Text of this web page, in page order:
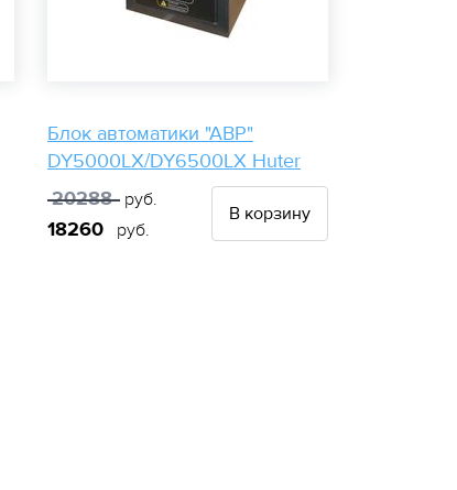
Блок автоматики "АВР"
DY5000LX/DY6500LX Huter
20288 руб.
18260 руб.
В корзину